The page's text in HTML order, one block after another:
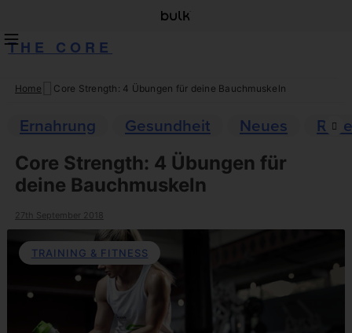
THE CORE
Skip
content
Home Core Strength: 4 Übungen für deine Bauchmuskeln
Ernahrung Gesundheit Neues
Core Strength: 4 Übungen für
deine Bauchmuskeln
27th September 2018
TRAINING & FITNESS